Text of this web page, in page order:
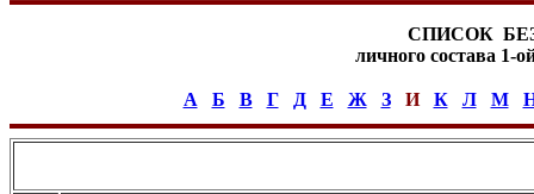
СПИСОК
личного состава 1-
А Б В Г Д Е Ж З И К Л М